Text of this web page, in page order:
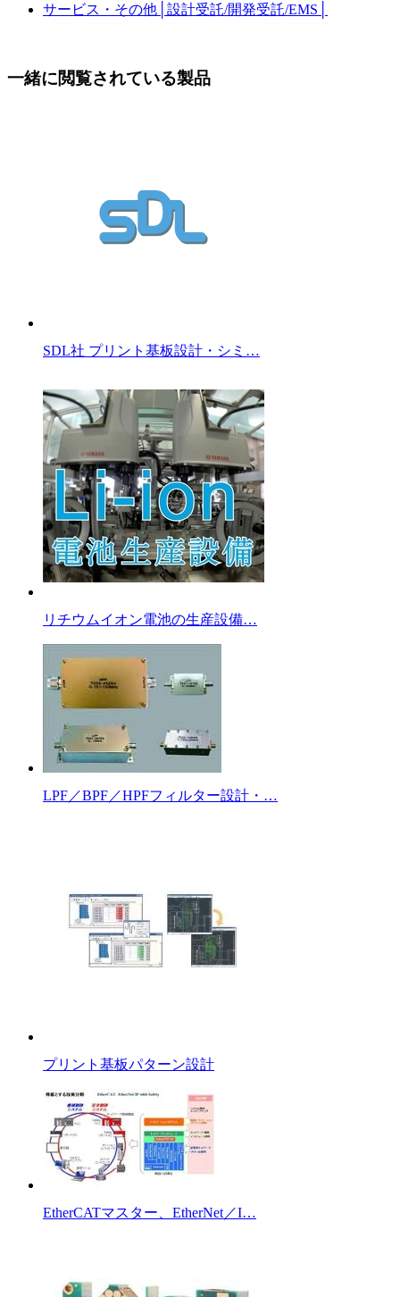
サービス・その他 設計受託/開発受託/EMS
一緒に閲覧されている製品
SDL社 プリント基板設計・シミ…
リチウムイオン電池の生産設備…
LPF／BPF／HPFフィルター設計・…
プリント基板パターン設計
EtherCATマスター、EtherNet／I…